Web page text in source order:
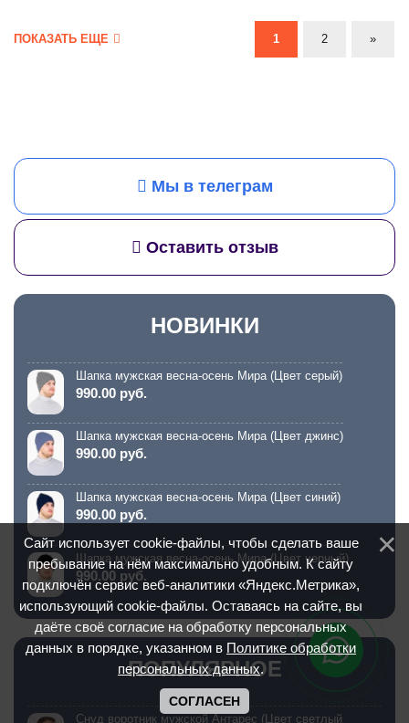
ПОКАЗАТЬ ЕЩЕ 1 2 »
Мы в телеграм
Оставить отзыв
НОВИНКИ
Шапка мужская весна-осень Мира (Цвет серый)
990.00 руб.
Шапка мужская весна-осень Мира (Цвет джинс)
990.00 руб.
Шапка мужская весна-осень Мира (Цвет синий)
990.00 руб.
Шапка мужская весна-осень Мира (Цвет черный)
990.00 руб.
ПОПУЛЯРНОЕ
Снуд воротник мужской Антарес (Цвет светлый
Сайт использует cookie-файлы, чтобы сделать ваше
пребывание на нём максимально удобным. К сайту
подключён сервис веб-аналитики «Яндекс.Метрика»,
использующий cookie-файлы. Оставаясь на сайте, вы
даёте своё согласие на обработку персональных
данных в порядке, указанном в Политике обработки
персональных данных.
СОГЛАСЕН